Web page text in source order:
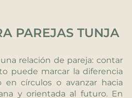
PAREJAS TUNJA
relación de pareja: contar
puede marcar la diferencia
círculos o avanzar hacia
y orientada al futuro. En